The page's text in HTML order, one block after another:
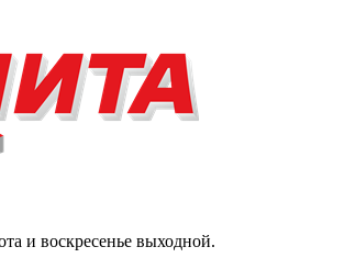
и воскресенье выходной.